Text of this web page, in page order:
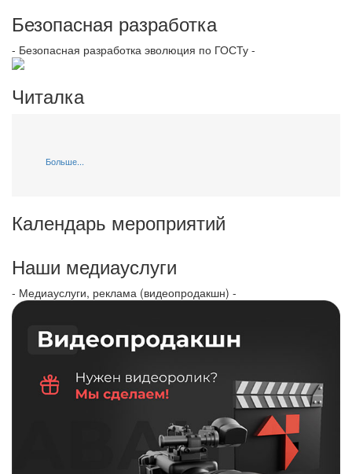
Безопасная разработка
- Безопасная разработка эволюция по ГОСТу -
Читалка
Больше...
Календарь мероприятий
Наши медиауслуги
- Медиауслуги, реклама (видеопродакшн) -